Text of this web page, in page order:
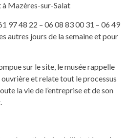
Mazères-sur-Salat
97 48 22 – 06 08 83 00 31 – 06 49
autres jours de la semaine et pour
sur le site, le musée rappelle
ouvrière et relate tout le processus
la vie de l’entreprise et de son